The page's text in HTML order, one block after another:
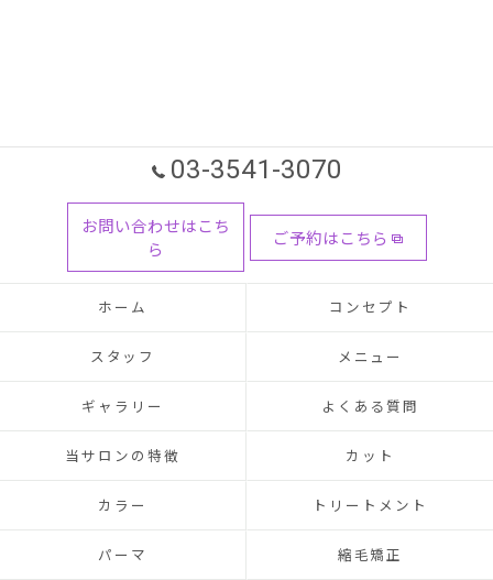
03-3541-3070
お問い合わせはこち
ら
ご予約はこちら
ホーム コンセプト
スタッフ メニュー
ギャラリー よくある質問
当サロンの特徴 カット
カラー トリートメント
パーマ 縮毛矯正